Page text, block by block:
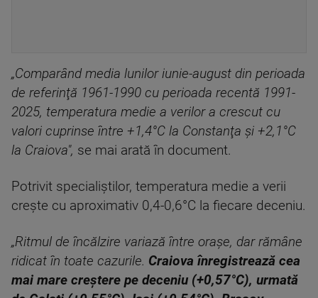
„Comparând media lunilor iunie-august din perioada
de referinţă 1961-1990 cu perioada recentă 1991-
2025, temperatura medie a verilor a crescut cu
valori cuprinse între +1,4°C la Constanţa şi +2,1°C
la Craiova", se mai arată în document.
Potrivit specialiştilor, temperatura medie a verii
creşte cu aproximativ 0,4-0,6°C la fiecare deceniu.
„Ritmul de încălzire variază între oraşe, dar rămâne
ridicat în toate cazurile. Craiova înregistrează cea
mai mare creştere pe deceniu (+0,57°C), urmată